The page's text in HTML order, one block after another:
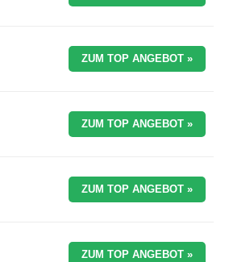
ZUM TOP ANGEBOT »
ZUM TOP ANGEBOT »
ZUM TOP ANGEBOT »
ZUM TOP ANGEBOT »